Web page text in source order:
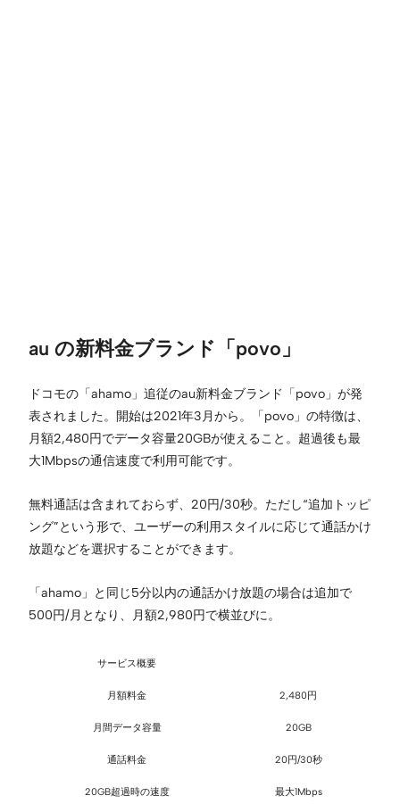
au の新料金ブランド「povo」
ドコモの「ahamo」追従のau新料金ブランド「povo」が発
表されました。開始は2021年3月から。「povo」の特徴は、
月額2,480円でデータ容量20GBが使えること。超過後も最
大1Mbpsの通信速度で利用可能です。
無料通話は含まれておらず、20円/30秒。ただし“追加トッピ
ング”という形で、ユーザーの利用スタイルに応じて通話かけ
放題などを選択することができます。
「ahamo」と同じ5分以内の通話かけ放題の場合は追加で
500円/月となり、月額2,980円で横並びに。
サービス概要
月額料金 2,480円
月間データ容量 20GB
通話料金 20円/30秒
20GB超過時の速度 最大1Mbps